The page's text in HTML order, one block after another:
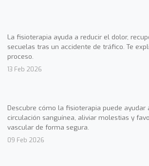
La fisioterapia ayuda a reducir el dolor,
secuelas tras un accidente de tráfico. Te
proceso.
13 Feb 2026
Descubre cómo la fisioterapia puede ayudar
circulación sanguínea, aliviar molestias y
vascular de forma segura.
09 Feb 2026